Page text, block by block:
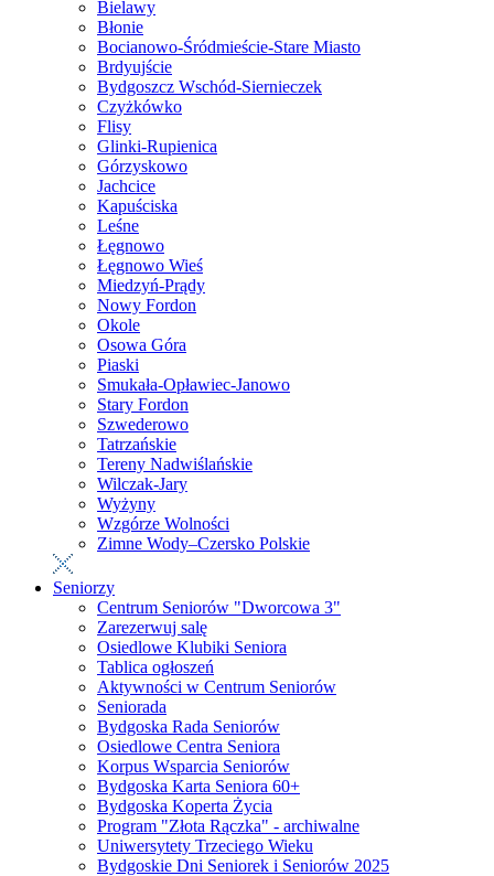
Bielawy
Błonie
Bocianowo-Śródmieście-Stare Miasto
Brdyujście
Bydgoszcz Wschód-Siernieczek
Czyżkówko
Flisy
Glinki-Rupienica
Górzyskowo
Jachcice
Kapuściska
Leśne
Łęgnowo
Łęgnowo Wieś
Miedzyń-Prądy
Nowy Fordon
Okole
Osowa Góra
Piaski
Smukała-Opławiec-Janowo
Stary Fordon
Szwederowo
Tatrzańskie
Tereny Nadwiślańskie
Wilczak-Jary
Wyżyny
Wzgórze Wolności
Zimne Wody–Czersko Polskie
Seniorzy
Centrum Seniorów "Dworcowa 3"
Zarezerwuj salę
Osiedlowe Klubiki Seniora
Tablica ogłoszeń
Aktywności w Centrum Seniorów
Seniorada
Bydgoska Rada Seniorów
Osiedlowe Centra Seniora
Korpus Wsparcia Seniorów
Bydgoska Karta Seniora 60+
Bydgoska Koperta Życia
Program "Złota Rączka" - archiwalne
Uniwersytety Trzeciego Wieku
Bydgoskie Dni Seniorek i Seniorów 2025